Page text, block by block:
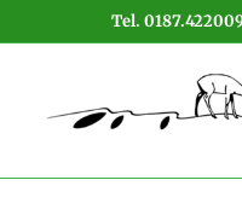
al
Tel.